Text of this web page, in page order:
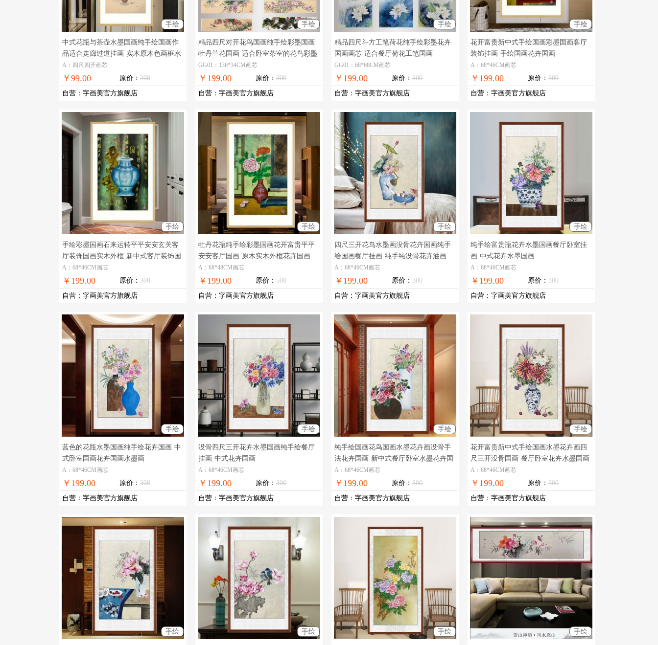
手绘
中式花瓶与茶壶水墨国画纯手绘国画作
品适合走廊过道挂画 实木原木色画框水
墨静物挂画
A：四尺四开画芯
￥99.00 原价： 200
自营 ： 字画美官方旗舰店
手绘
精品四尺对开花鸟国画纯手绘彩墨国画
牡丹兰花国画 适合卧室茶室的花鸟彩墨
国画
GG01：136*34CM画芯
￥199.00 原价： 300
自营 ： 字画美官方旗舰店
手绘
精品四尺斗方工笔荷花纯手绘彩墨花卉
国画画芯 适合餐厅荷花工笔国画
GG01：68*68CM画芯
￥199.00 原价： 300
自营 ： 字画美官方旗舰店
手绘
花开富贵新中式手绘国画彩墨国画客厅
装饰挂画 手绘国画花卉国画
A：68*46CM画芯
￥199.00 原价： 300
自营 ： 字画美官方旗舰店
手绘
手绘彩墨国画石来运转平平安安玄关客
厅装饰国画实木外框 新中式客厅装饰国
画
A：68*46CM画芯
￥199.00 原价： 300
自营 ： 字画美官方旗舰店
手绘
牡丹花瓶纯手绘彩墨国画花开富贵平平
安安客厅国画 原木实木外框花卉国画
A：68*48CM画芯
￥199.00 原价： 500
自营 ： 字画美官方旗舰店
手绘
四尺三开花鸟水墨画没骨花卉国画纯手
绘国画餐厅挂画 纯手纯没骨花卉油画
A：68*46CM画芯
￥199.00 原价： 300
自营 ： 字画美官方旗舰店
手绘
纯手绘富贵瓶花卉水墨国画餐厅卧室挂
画 中式花卉水墨国画
A：68*46CM画芯
￥199.00 原价： 300
自营 ： 字画美官方旗舰店
手绘
蓝色的花瓶水墨国画纯手绘花卉国画 中
式卧室国画花卉国画水墨画
A：68*46CM画芯
￥199.00 原价： 300
自营 ： 字画美官方旗舰店
手绘
没骨四尺三开花卉水墨国画纯手绘餐厅
挂画 中式花卉国画
A：68*46CM画芯
￥199.00 原价： 300
自营 ： 字画美官方旗舰店
手绘
纯手绘国画花鸟国画水墨花卉画没骨手
法花卉国画 新中式餐厅卧室水墨花卉国
画
A：68*46CM画芯
￥199.00 原价： 300
自营 ： 字画美官方旗舰店
手绘
花开富贵新中式手绘国画水墨花卉画四
尺三开没骨国画 餐厅卧室花卉水墨国画
A：68*46CM画芯
￥199.00 原价： 300
自营 ： 字画美官方旗舰店
手绘 手绘 手绘 手绘